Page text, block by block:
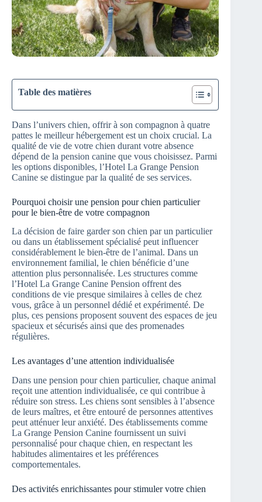
Table des matières
Dans l’univers chien, offrir à son compagnon à quatre
pattes le meilleur hébergement est un choix crucial. La
qualité de vie de votre chien durant votre absence
dépend de la pension canine que vous choisissez. Parmi
les options disponibles, l’Hotel La Grange Pension
Canine se distingue par la qualité de ses services.
Pourquoi choisir une pension pour chien particulier
pour le bien-être de votre compagnon
La décision de faire garder son chien par un particulier
ou dans un établissement spécialisé peut influencer
considérablement le bien-être de l’animal. Dans un
environnement familial, le chien bénéficie d’une
attention plus personnalisée. Les structures comme
l’Hotel La Grange Canine Pension offrent des
conditions de vie presque similaires à celles de chez
vous, grâce à un personnel dédié et expérimenté. De
plus, ces pensions proposent souvent des espaces de jeu
spacieux et sécurisés ainsi que des promenades
régulières.
Les avantages d’une attention individualisée
Dans une pension pour chien particulier, chaque animal
reçoit une attention individualisée, ce qui contribue à
réduire son stress. Les chiens sont sensibles à l’absence
de leurs maîtres, et être entouré de personnes attentives
peut atténuer leur anxiété. Des établissements comme
La Grange Pension Canine fournissent un suivi
personnalisé pour chaque chien, en respectant les
habitudes alimentaires et les préférences
comportementales.
Des activités enrichissantes pour stimuler votre chien